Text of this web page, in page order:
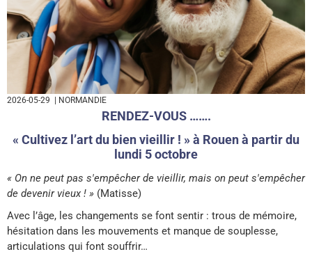
2026-05-29 | NORMANDIE
RENDEZ-VOUS …….
« Cultivez l’art du bien vieillir ! » à Rouen à partir du
lundi 5 octobre
« On ne peut pas s'empêcher de vieillir, mais on peut s'empêcher
de devenir vieux ! » (Matisse)
Avec l’âge, les changements se font sentir : trous de mémoire,
hésitation dans les mouvements et manque de souplesse,
articulations qui font souffrir…